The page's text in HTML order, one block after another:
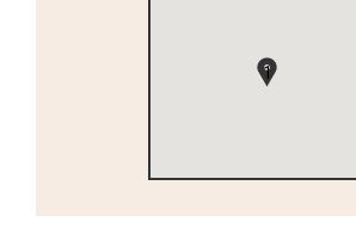
1